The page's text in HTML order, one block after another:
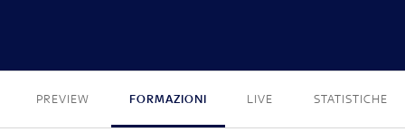
PREVIEW FORMAZIONI LIVE STATISTICHE